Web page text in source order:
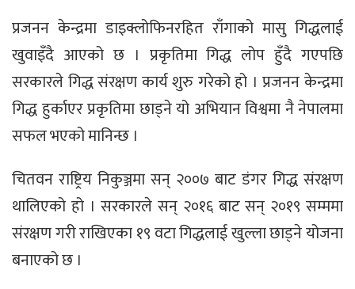
प्रजनन केन्द्रमा डाइक्लोफिनरहित राँगाको मासु गिद्धलाई
खुवाइँदै आएको छ । प्रकृतिमा गिद्ध लोप हुँदै गएपछि
सरकारले गिद्ध संरक्षण कार्य शुरु गरेको हो । प्रजनन केन्द्रमा
गिद्ध हुर्काएर प्रकृतिमा छाड्ने यो अभियान विश्वमा नै नेपालमा
सफल भएको मानिन्छ ।
चितवन राष्ट्रिय निकुञ्जमा सन् २००७ बाट डंगर गिद्ध संरक्षण
थालिएको हो । सरकारले सन् २०१६ बाट सन् २०१९ सम्ममा
संरक्षण गरी राखिएका १९ वटा गिद्धलाई खुल्ला छाड्ने योजना
बनाएको छ ।